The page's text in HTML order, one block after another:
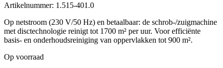
Artikelnummer: 1.515-401.0
Op netstroom (230 V/50 Hz) en betaalbaar: de schrob-/zuigmachine
met disctechnologie reinigt tot 1700 m² per uur. Voor efficiënte
basis- en onderhoudsreiniging van oppervlakken tot 900 m².
Op voorraad